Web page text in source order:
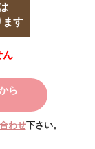
ます
ん
ら
わせ下さい。